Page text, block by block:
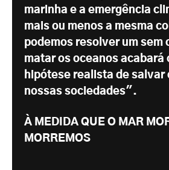
marinha e a emergência
mais ou menos a mesma
podemos resolver um sem
matar os oceanos acabará
hipótese realista de salvar
nossas sociedades".
À MEDIDA QUE O MAR
MORREMOS